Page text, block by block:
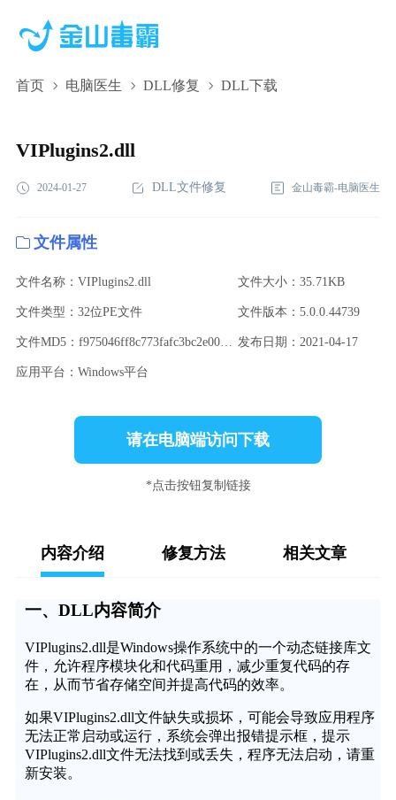
首页 电脑医生 DLL修复 DLL下载
VIPlugins2.dll,VIPlugins2.dll下载,VIPlugins2.dll修复
VIPlugins2.dll
2024-01-27 DLL文件修复 金山毒霸-电脑医生
文件属性
文件名称：VIPlugins2.dll 文件大小：35.71KB
文件类型：32位PE文件 文件版本：5.0.0.44739
文件MD5：f975046ff8c773fafc3bc2e002fa263a 发布日期：2021-04-17
应用平台：Windows平台
请在电脑端访问下载
*点击按钮复制链接
内容介绍 修复方法 相关文章
一、DLL内容简介
VIPlugins2.dll是Windows操作系统中的一个动态链接库文
件，允许程序模块化和代码重用，减少重复代码的存
在，从而节省存储空间并提高代码的效率。
如果VIPlugins2.dll文件缺失或损坏，可能会导致应用程序
无法正常启动或运行，系统会弹出报错提示框，提示
VIPlugins2.dll文件无法找到或丢失，程序无法启动，请重
新安装。